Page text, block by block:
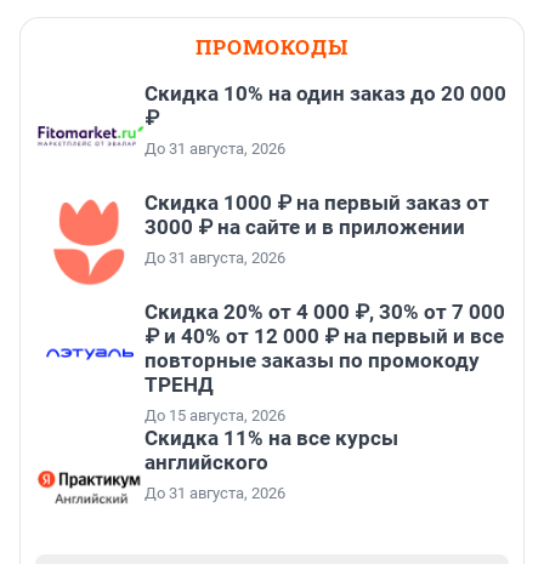
ПРОМОКОДЫ
Скидка 10% на один заказ до 20 000
₽
До 31 августа, 2026
Скидка 1000 ₽ на первый заказ от
3000 ₽ на сайте и в приложении
До 31 августа, 2026
Скидка 20% от 4 000 ₽, 30% от 7 000
₽ и 40% от 12 000 ₽ на первый и все
повторные заказы по промокоду
ТРЕНД
До 15 августа, 2026
Скидка 11% на все курсы
английского
До 31 августа, 2026